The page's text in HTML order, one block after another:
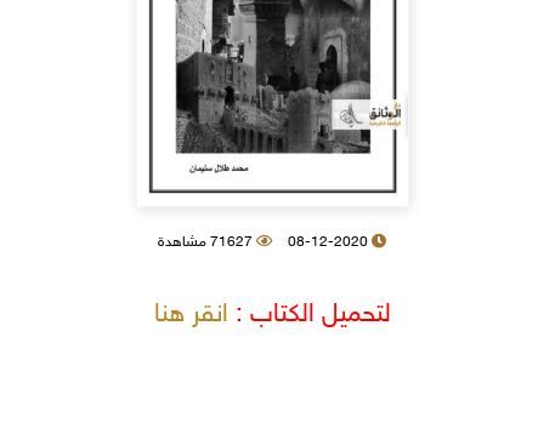
08-12-2020 71627 مشاهدة
لتحميل الكتاب :انقر هنا